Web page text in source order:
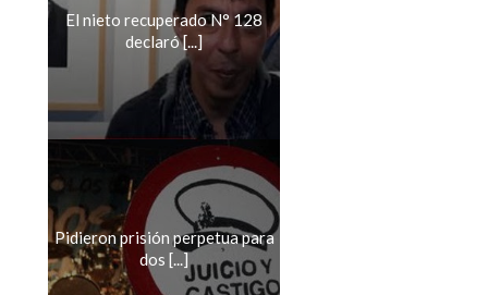
El nieto recuperado N° 128
declaró [...]
Pidieron prisión perpetua para
dos [...]